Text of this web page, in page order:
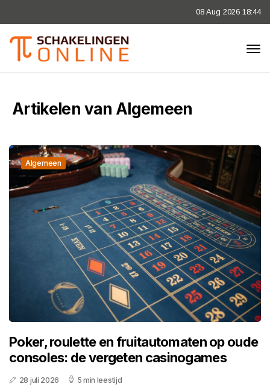
08 Aug 2026 18:44
Artikelen van Algemeen
Algemeen
Poker, roulette en fruitautomaten op oude
consoles: de vergeten casinogames
28 juli 2026 5 min leestijd